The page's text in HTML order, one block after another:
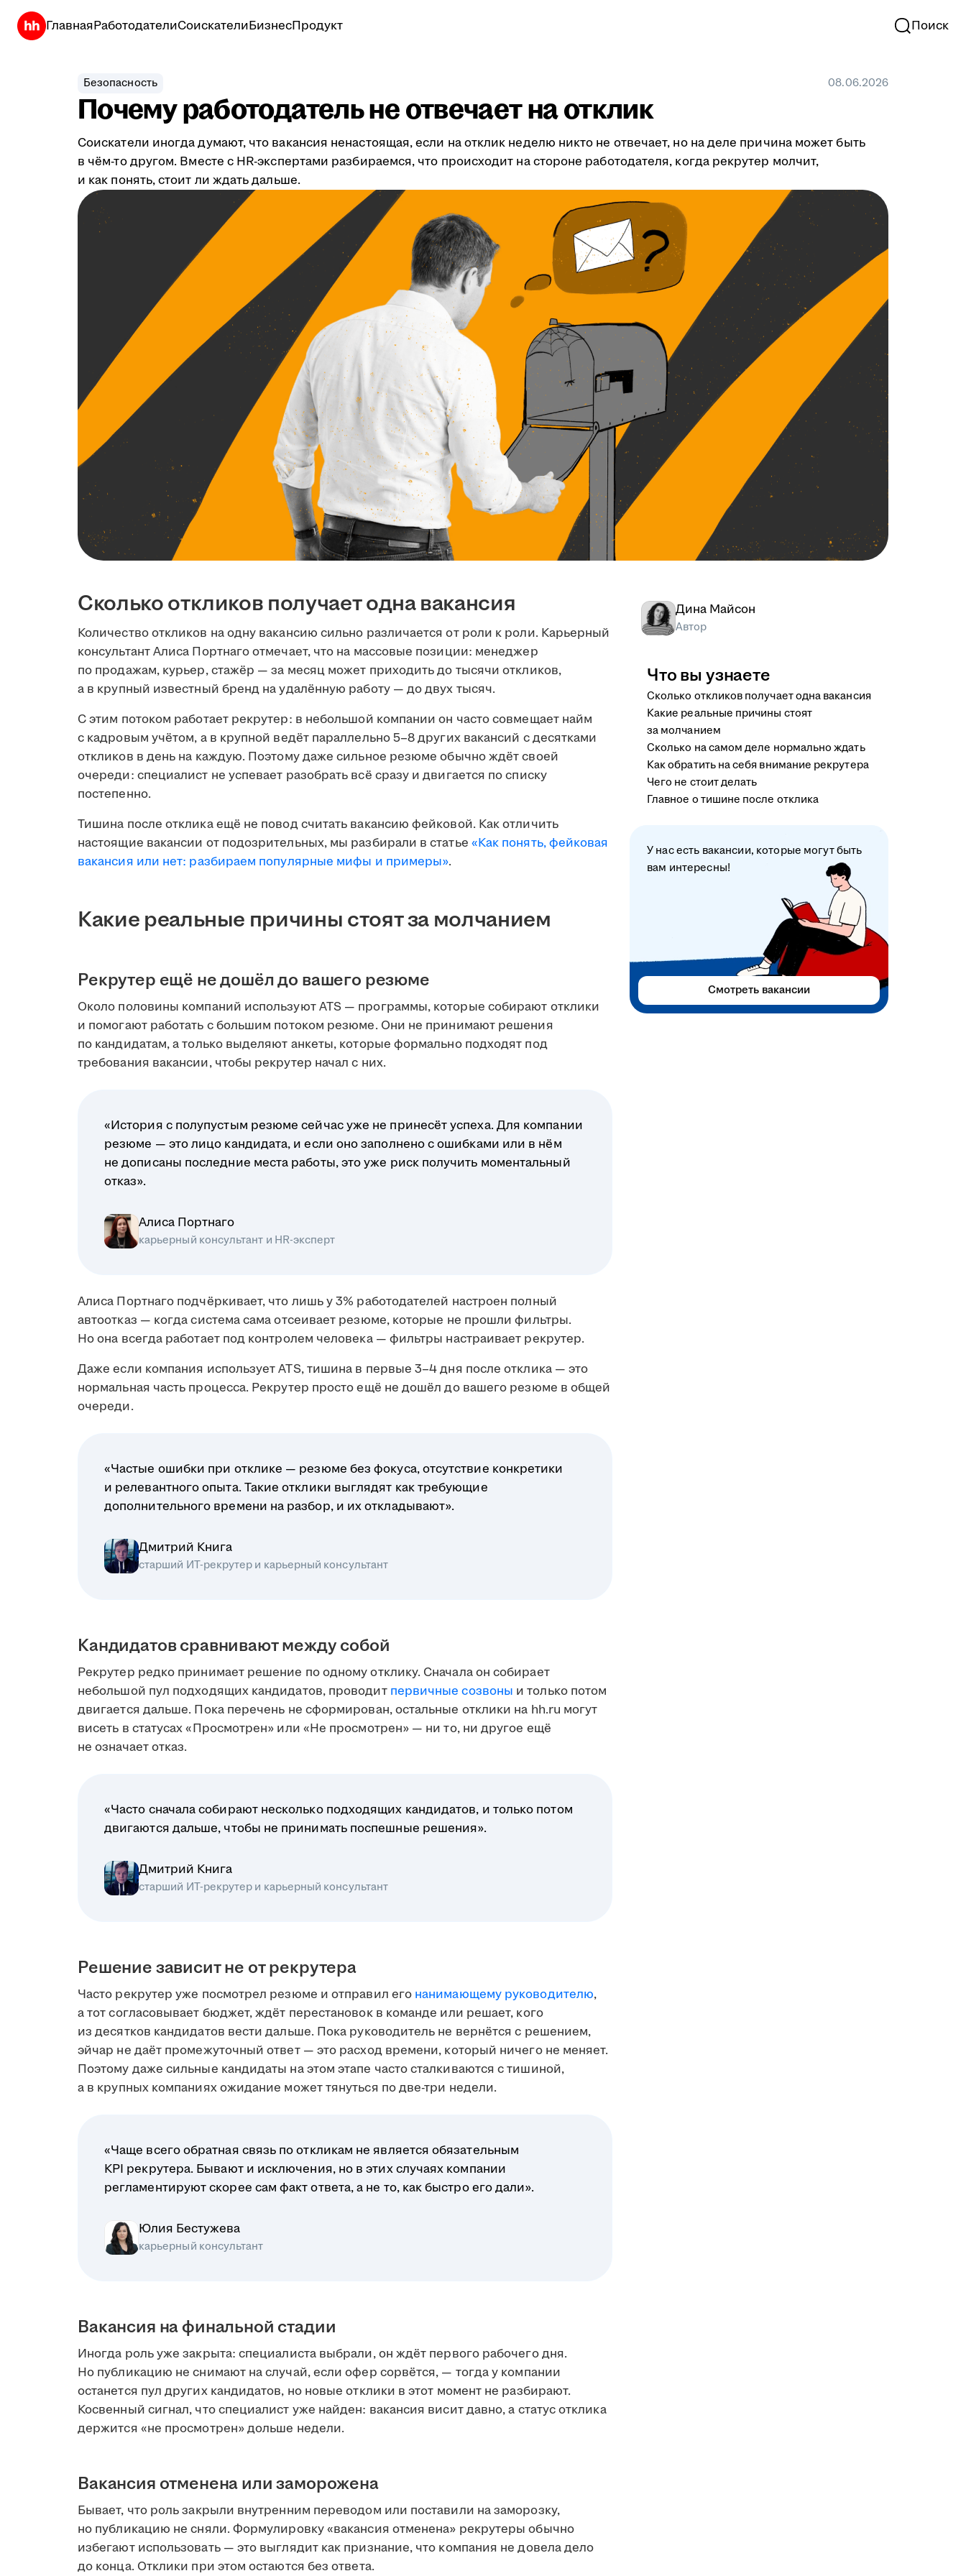
ГлавнаяРаботодателиСоискателиБизнесПродукт Поиск
Безопасность 08.06.2026
Почему работодатель не отвечает на отклик
Соискатели иногда думают, что вакансия ненастоящая, если на отклик неделю никто не отвечает, но на деле причина может быть
в чём-то другом. Вместе с HR-экспертами разбираемся, что происходит на стороне работодателя, когда рекрутер молчит,
и как понять, стоит ли ждать дальше.
Сколько откликов получает одна вакансия
Количество откликов на одну вакансию сильно различается от роли к роли. Карьерный
консультант Алиса Портнаго отмечает, что на массовые позиции: менеджер
по продажам, курьер, стажёр — за месяц может приходить до тысячи откликов,
а в крупный известный бренд на удалённую работу — до двух тысяч.
С этим потоком работает рекрутер: в небольшой компании он часто совмещает найм
с кадровым учётом, а в крупной ведёт параллельно 5–8 других вакансий с десятками
откликов в день на каждую. Поэтому даже сильное резюме обычно ждёт своей
очереди: специалист не успевает разобрать всё сразу и двигается по списку
постепенно.
Тишина после отклика ещё не повод считать вакансию фейковой. Как отличить
настоящие вакансии от подозрительных, мы разбирали в статье «Как понять, фейковая
вакансия или нет: разбираем популярные мифы и примеры».
Какие реальные причины стоят за молчанием
Рекрутер ещё не дошёл до вашего резюме
Около половины компаний используют ATS — программы, которые собирают отклики
и помогают работать с большим потоком резюме. Они не принимают решения
по кандидатам, а только выделяют анкеты, которые формально подходят под
требования вакансии, чтобы рекрутер начал с них.
«История с полупустым резюме сейчас уже не принесёт успеха. Для компании
резюме — это лицо кандидата, и если оно заполнено с ошибками или в нём
не дописаны последние места работы, это уже риск получить моментальный
отказ».
Алиса Портнаго
карьерный консультант и HR-эксперт
Алиса Портнаго подчёркивает, что лишь у 3% работодателей настроен полный
автоотказ — когда система сама отсеивает резюме, которые не прошли фильтры.
Но она всегда работает под контролем человека — фильтры настраивает рекрутер.
Даже если компания использует ATS, тишина в первые 3–4 дня после отклика — это
нормальная часть процесса. Рекрутер просто ещё не дошёл до вашего резюме в общей
очереди.
«Частые ошибки при отклике — резюме без фокуса, отсутствие конкретики
и релевантного опыта. Такие отклики выглядят как требующие
дополнительного времени на разбор, и их откладывают».
Дмитрий Книга
старший ИТ-рекрутер и карьерный консультант
Кандидатов сравнивают между собой
Рекрутер редко принимает решение по одному отклику. Сначала он собирает
небольшой пул подходящих кандидатов, проводит первичные созвоны и только потом
двигается дальше. Пока перечень не сформирован, остальные отклики на hh.ru могут
висеть в статусах «Просмотрен» или «Не просмотрен» — ни то, ни другое ещё
не означает отказ.
«Часто сначала собирают несколько подходящих кандидатов, и только потом
двигаются дальше, чтобы не принимать поспешные решения».
Дмитрий Книга
старший ИТ-рекрутер и карьерный консультант
Решение зависит не от рекрутера
Часто рекрутер уже посмотрел резюме и отправил его нанимающему руководителю,
а тот согласовывает бюджет, ждёт перестановок в команде или решает, кого
из десятков кандидатов вести дальше. Пока руководитель не вернётся с решением,
эйчар не даёт промежуточный ответ — это расход времени, который ничего не меняет.
Поэтому даже сильные кандидаты на этом этапе часто сталкиваются с тишиной,
а в крупных компаниях ожидание может тянуться по две-три недели.
«Чаще всего обратная связь по откликам не является обязательным
KPI рекрутера. Бывают и исключения, но в этих случаях компании
регламентируют скорее сам факт ответа, а не то, как быстро его дали».
Юлия Бестужева
карьерный консультант
Вакансия на финальной стадии
Иногда роль уже закрыта: специалиста выбрали, он ждёт первого рабочего дня.
Но публикацию не снимают на случай, если офер сорвётся, — тогда у компании
останется пул других кандидатов, но новые отклики в этот момент не разбирают.
Косвенный сигнал, что специалист уже найден: вакансия висит давно, а статус отклика
держится «не просмотрен» дольше недели.
Вакансия отменена или заморожена
Бывает, что роль закрыли внутренним переводом или поставили на заморозку,
но публикацию не сняли. Формулировку «вакансия отменена» рекрутеры обычно
избегают использовать — это выглядит как признание, что компания не довела дело
до конца. Отклики при этом остаются без ответа.
Дина Майсон
Автор
Что вы узнаете
Сколько откликов получает одна вакансия
Какие реальные причины стоят
за молчанием
Сколько на самом деле нормально ждать
Как обратить на себя внимание рекрутера
Чего не стоит делать
Главное о тишине после отклика
У нас есть вакансии, которые могут быть
вам интересны!
Смотреть вакансии